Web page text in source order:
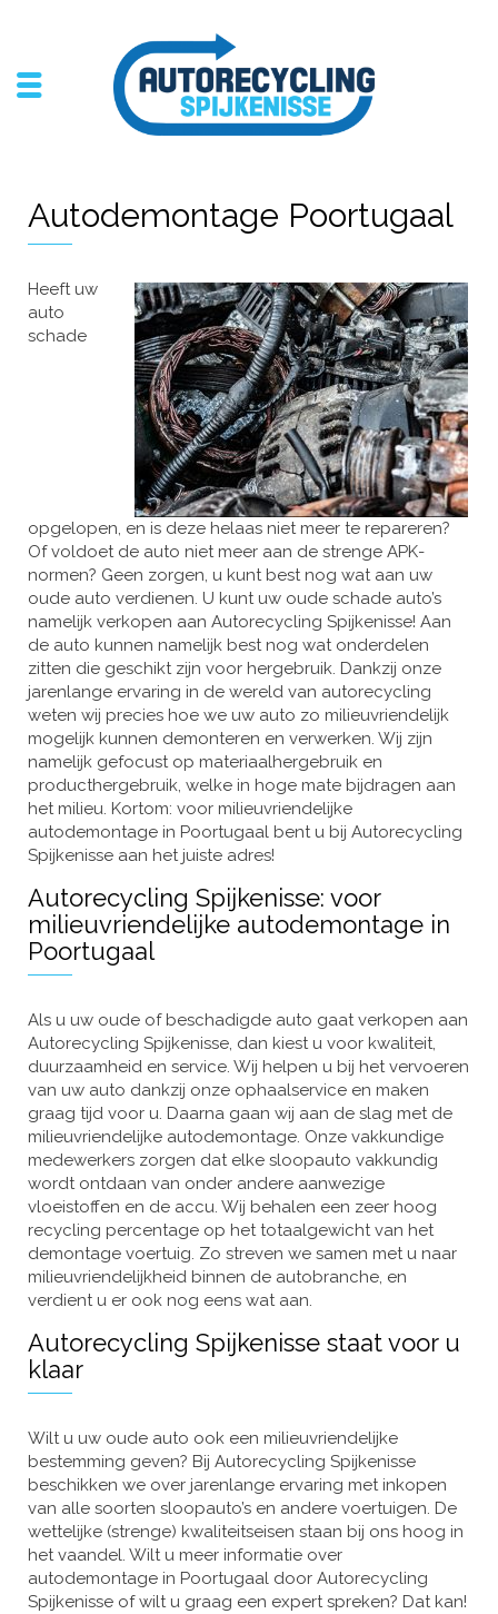
Autodemontage Poortugaal
Heeft uw
auto
schade
opgelopen, en is deze helaas niet meer te repareren?
Of voldoet de auto niet meer aan de strenge APK-
normen? Geen zorgen, u kunt best nog wat aan uw
oude auto verdienen. U kunt uw oude schade auto’s
namelijk verkopen aan Autorecycling Spijkenisse! Aan
de auto kunnen namelijk best nog wat onderdelen
zitten die geschikt zijn voor hergebruik. Dankzij onze
jarenlange ervaring in de wereld van autorecycling
weten wij precies hoe we uw auto zo milieuvriendelijk
mogelijk kunnen demonteren en verwerken. Wij zijn
namelijk gefocust op materiaalhergebruik en
producthergebruik, welke in hoge mate bijdragen aan
het milieu. Kortom: voor milieuvriendelijke
autodemontage in Poortugaal bent u bij Autorecycling
Spijkenisse aan het juiste adres!
Autorecycling Spijkenisse: voor
milieuvriendelijke autodemontage in
Poortugaal
Als u uw oude of beschadigde auto gaat verkopen aan
Autorecycling Spijkenisse, dan kiest u voor kwaliteit,
duurzaamheid en service. Wij helpen u bij het vervoeren
van uw auto dankzij onze ophaalservice en maken
graag tijd voor u. Daarna gaan wij aan de slag met de
milieuvriendelijke autodemontage. Onze vakkundige
medewerkers zorgen dat elke sloopauto vakkundig
wordt ontdaan van onder andere aanwezige
vloeistoffen en de accu. Wij behalen een zeer hoog
recycling percentage op het totaalgewicht van het
demontage voertuig. Zo streven we samen met u naar
milieuvriendelijkheid binnen de autobranche, en
verdient u er ook nog eens wat aan.
Autorecycling Spijkenisse staat voor u
klaar
Wilt u uw oude auto ook een milieuvriendelijke
bestemming geven? Bij Autorecycling Spijkenisse
beschikken we over jarenlange ervaring met inkopen
van alle soorten sloopauto’s en andere voertuigen. De
wettelijke (strenge) kwaliteitseisen staan bij ons hoog in
het vaandel. Wilt u meer informatie over
autodemontage in Poortugaal door Autorecycling
Spijkenisse of wilt u graag een expert spreken? Dat kan!